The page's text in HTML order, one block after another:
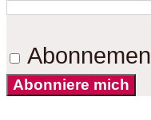
Abonniere mich